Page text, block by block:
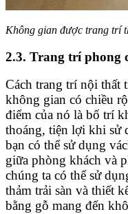
Không gian được trang trí
2.3. Trang trí phong
Cách trang trí nội thất
không gian có chiều
điểm của nó là bố trí
thoáng, tiện lợi khi sử
bạn có thể sử dụng
giữa phòng khách và
chúng ta có thể sử
thảm trải sàn và thiết
bằng gỗ mang đến